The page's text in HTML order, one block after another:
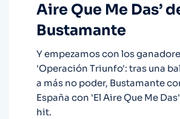
Aire Que Me Das’
Bustamante
Y empezamos con los
'Operación Triunfo': tras una
a más no poder, Bustamante
España con 'El Aire Que Me
hit.